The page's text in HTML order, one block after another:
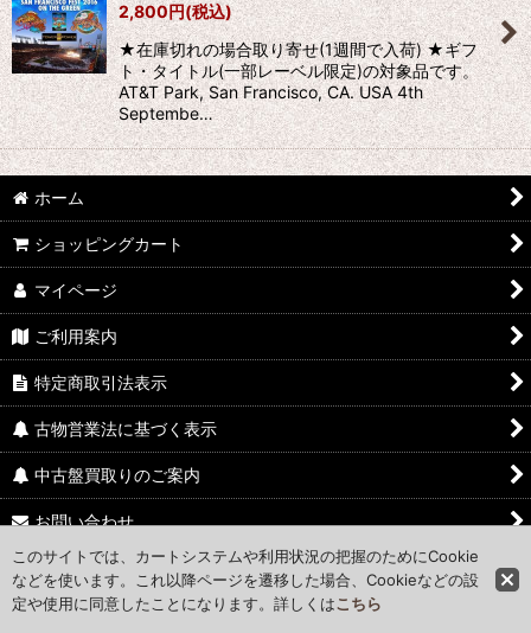
絞り込む
2,800円(税込)
★在庫切れの場合取り寄せ(1週間で入荷) ★ギフ
ト・タイトル(一部レーベル限定)の対象品です。
AT&T Park, San Francisco, CA. USA 4th
Septembe…
ホーム
ショッピングカート
マイページ
ご利用案内
特定商取引法表示
古物営業法に基づく表示
中古盤買取りのご案内
お問い合わせ
Access Map
このサイトでは、カートシステムや利用状況の把握のためにCookie
などを使います。これ以降ページを遷移した場合、Cookieなどの設
定や使用に同意したことになります。詳しくはこちら